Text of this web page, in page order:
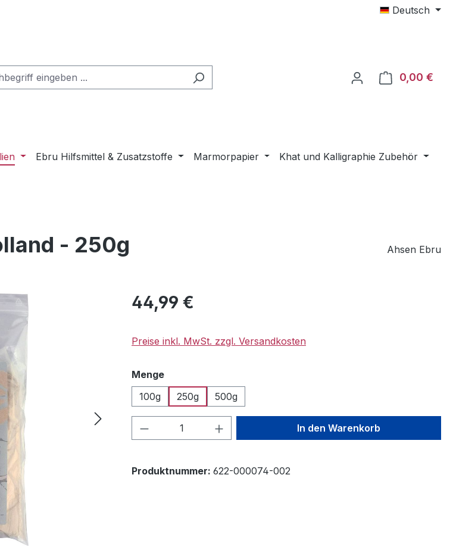
Deutsch
0,00 €
Ebru Hilfsmittel & Zusatzstoffe Marmorpapier
Khat und Kalligraphie Zubehör
- 250g Ahsen Ebru
Regulärer Preis:
44,99 €
Preise inkl. MwSt. zzgl. Versandkosten
Mengeauswählen
100g
250g 500g
Produkt Anzahl: Gib den gewünschten Wert
In den Warenkorb
Produktnummer: 622-000074-002